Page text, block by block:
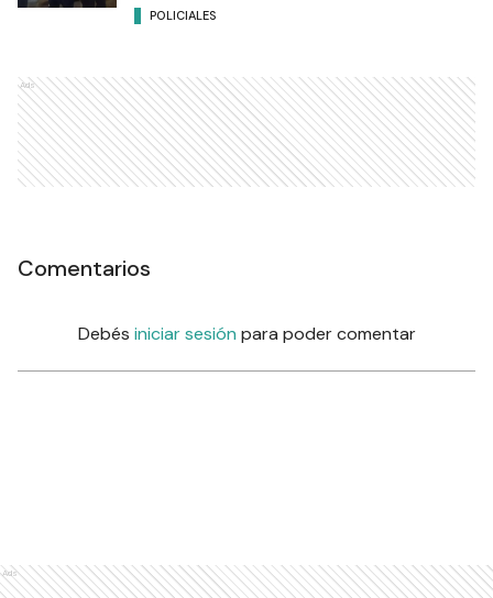
POLICIALES
Ads
Comentarios
Debés iniciar sesión para poder comentar
Ads